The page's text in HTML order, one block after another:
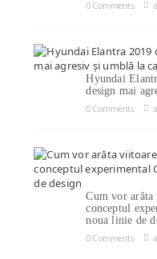
0 Comments
Hyundai
design mai
0 Comments
Cum vor
conceptul
noua linie de
0 Comments